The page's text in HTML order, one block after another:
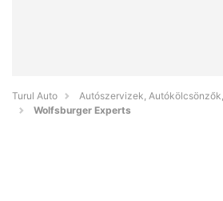
Turul Auto
Autószervizek,
Wolfsburger Experts